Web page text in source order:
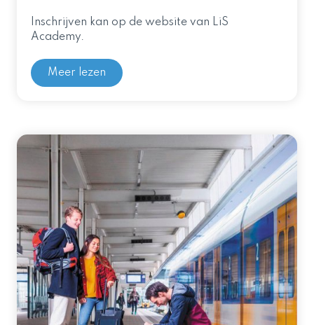
Inschrijven kan op de website van LiS
Academy.
Meer lezen